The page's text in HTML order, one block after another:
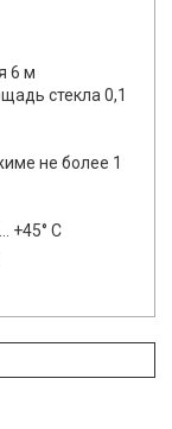
6 м
стекла 0,1
не более 1
+45° С